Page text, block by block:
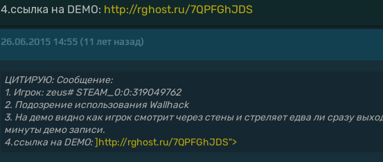
4.ссылка на DEMO: http://rghost.ru/7QPFGhJDS
26.06.2015 14:55 (11 лет назад)
ЦИТИРУЮ: Сообщение:
1. Игрок: zeus# STEAM_0:0:319049762
2. Подозрение использования Wallhack
3. На демо видно как игрок смотрит через стены и стреляет едва ли сразу
минуты демо записи.
4.ссылка на DEMO:]http://rghost.ru/7QPFGhJDS">